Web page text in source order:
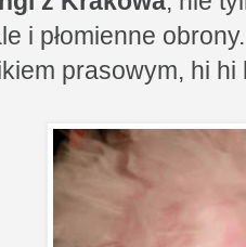
i płomienne
prasowym, hi hi